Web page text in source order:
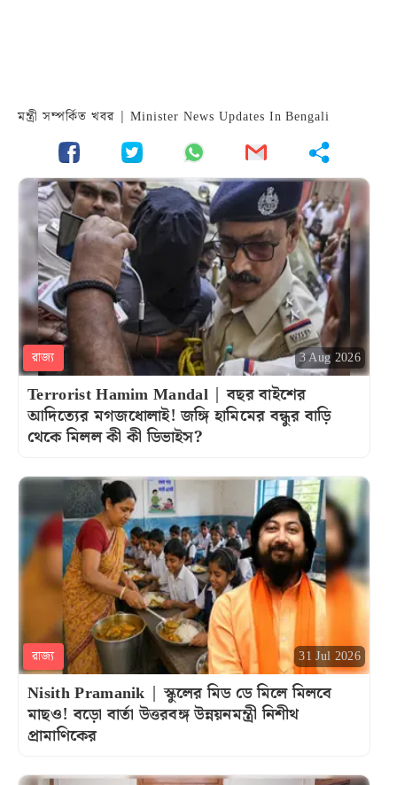
মন্ত্রী সম্পর্কিত খবর | Minister News Updates In Bengali
রাজ্য 3 Aug 2026
Terrorist Hamim Mandal | বছর বাইশের
আদিত্যের মগজধোলাই! জঙ্গি হামিমের বন্ধুর বাড়ি
থেকে মিলল কী কী ডিভাইস?
রাজ্য 31 Jul 2026
Nisith Pramanik | স্কুলের মিড ডে মিলে মিলবে
মাছও! বড়ো বার্তা উত্তরবঙ্গ উন্নয়নমন্ত্রী নিশীথ
প্রামাণিকের